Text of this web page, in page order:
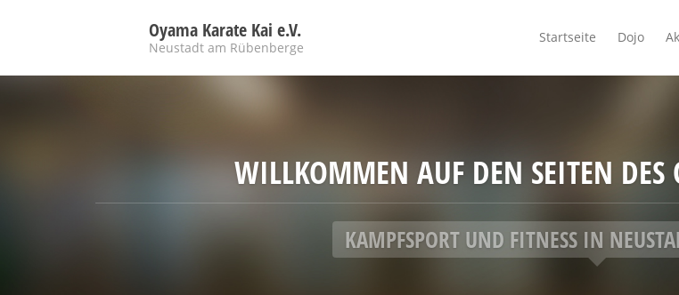
Oyama Karate Kai e.V.
Neustadt am Rübenberge
Startseite Dojo
WILLKOMMEN AUF DEN SEITEN
KAMPFSPORT UND FITNESS IN